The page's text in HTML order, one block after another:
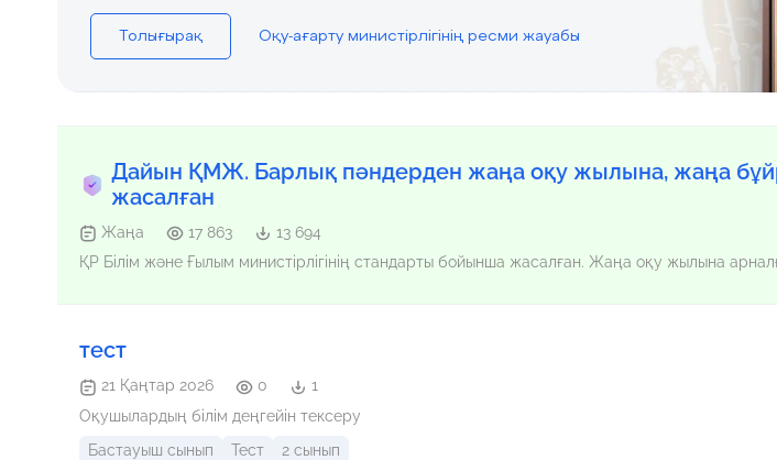
Толығырақ Оқу-ағарту министірлігінің ресми жауабы
Дайын ҚМЖ. Барлық пәндерден жаңа оқу жылына, жаңа
жасалған
Жаңа 17 863
13 694
ҚР Білім және Ғылым министірлігінің стандарты бойынша жасалған. Жаңа оқу жылына
тест
21 Қаңтар 2026 0
1
Оқушылардың білім деңгейін тексеру
Бастауыш сынып
Тест 2 сынып